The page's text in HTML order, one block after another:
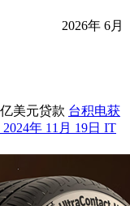
2026年 6月
台积电获
2024年 11月 19日 IT